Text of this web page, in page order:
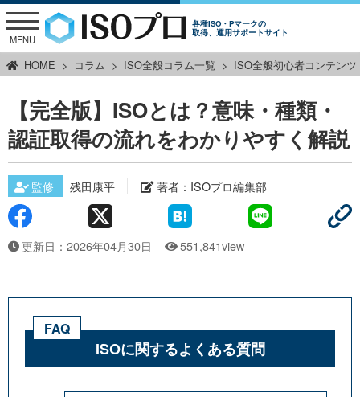
各種ISO・Pマークの
取得、運用サポートサイト
MENU
HOME コラム ISO全般コラム一覧 ISO全般初心者コンテンツ
【完全版】ISOとは？意味・種類・
認証取得の流れをわかりやすく解説
監修 残田康平 著者： ISOプロ編集部
更新日：2026年04月30日 551,841view
FAQ
ISOに関するよくある質問